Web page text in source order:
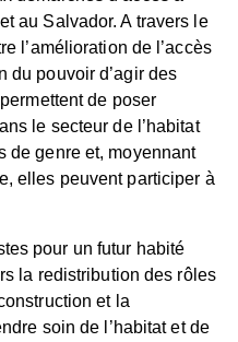
au Salvador. A travers le
l’amélioration de l’accès
du pouvoir d’agir des
de poser
le secteur de l’habitat
de genre et, moyennant
elles peuvent participer à
pour un futur habité
la redistribution des rôles
et la
soin de l’habitat et de